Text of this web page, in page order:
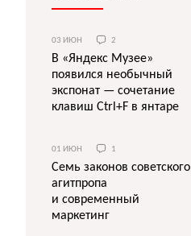
03 ИЮН 2
В «Яндекс Музее»
появился необычный
экспонат — сочетание
клавиш Ctrl+F в янтаре
01 ИЮН 1
Семь законов советского
агитпропа
и современный
маркетинг